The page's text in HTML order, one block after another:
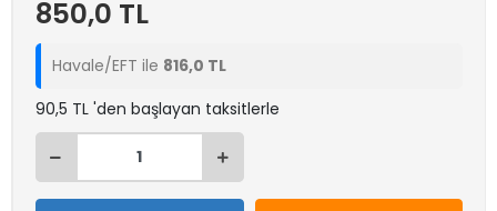
850,0 TL
Havale/EFT ile 816,0 TL
90,5 TL 'den başlayan taksitlerle